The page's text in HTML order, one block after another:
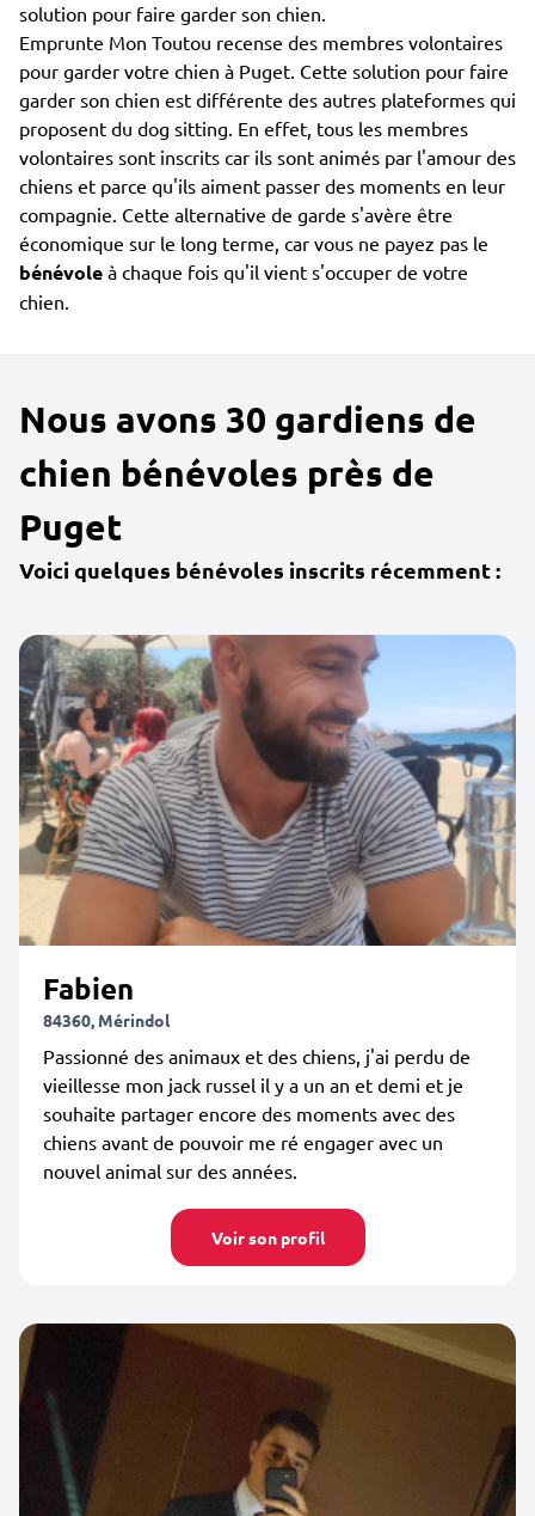
solution pour faire garder son chien.
Emprunte Mon Toutou recense des membres volontaires
pour garder votre chien à Puget. Cette solution pour faire
garder son chien est différente des autres plateformes qui
proposent du dog sitting. En effet, tous les membres
volontaires sont inscrits car ils sont animés par l'amour des
chiens et parce qu'ils aiment passer des moments en leur
compagnie. Cette alternative de garde s'avère être
économique sur le long terme, car vous ne payez pas le
bénévole à chaque fois qu'il vient s'occuper de votre
chien.
Nous avons 30 gardiens de
chien bénévoles près de
Puget
Voici quelques bénévoles inscrits récemment :
Fabien
84360, Mérindol
Passionné des animaux et des chiens, j'ai perdu de
vieillesse mon jack russel il y a un an et demi et je
souhaite partager encore des moments avec des
chiens avant de pouvoir me ré engager avec un
nouvel animal sur des années.
Voir son profil